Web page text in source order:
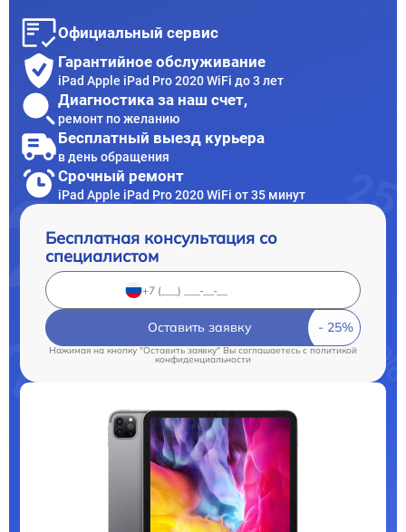
Официальный сервис
Гарантийное обслуживание
iPad Apple iPad Pro 2020 WiFi до 3 лет
Диагностика за наш счет,
ремонт по желанию
Бесплатный выезд курьера
в день обращения
Срочный ремонт
iPad Apple iPad Pro 2020 WiFi от 35 минут
Бесплатная консультация со
специалистом
Оставить заявку
Нажимая на кнопку "Оставить заявку" Вы соглашаетесь cполитикой
конфиденциальности